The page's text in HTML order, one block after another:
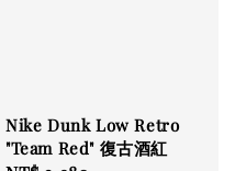
Nike Dunk Low Retro
"Team Red" 復古酒紅